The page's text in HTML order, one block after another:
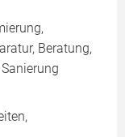
Beratung,